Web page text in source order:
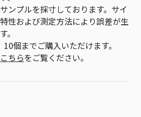
ンプルを採寸しております。サイ
性および測定方法により誤差が生
。
個までご購入いただけます。
こちらをご覧ください。